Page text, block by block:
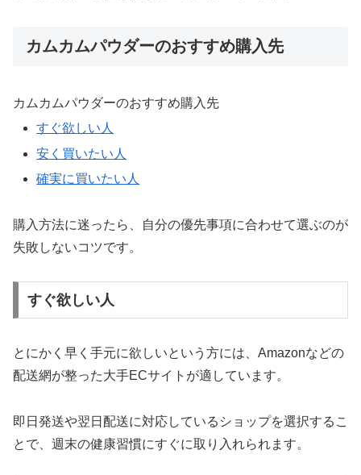
カムカムパウダーのおすすめ購入先
カムカムパウダーのおすすめ購入先
すぐ欲しい人
安く買いたい人
確実に買いたい人
購入方法に迷ったら、自分の優先事項に合わせて選ぶのが
失敗しないコツです。
すぐ欲しい人
とにかく早く手元に欲しいという方には、Amazonなどの
配送網が整った大手ECサイトが適しています。
即日発送や翌日配送に対応しているショップを選択するこ
とで、週末の健康習慣にすぐに取り入れられます。